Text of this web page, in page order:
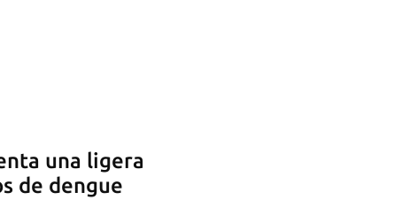
una ligera
de dengue